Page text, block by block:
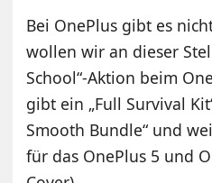
Bei OnePlus gibt es
wollen wir an dieser
School“-Aktion beim
gibt ein „Full Survival
Smooth Bundle“ und
für das OnePlus 5 und